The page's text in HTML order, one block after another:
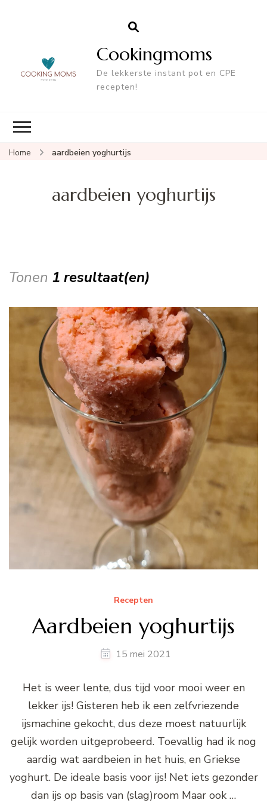
Cookingmoms
De lekkerste instant pot en CPE
recepten!
Home aardbeien yoghurtijs
aardbeien yoghurtijs
Tonen 1 resultaat(en)
Recepten
Aardbeien yoghurtijs
15 mei 2021
Het is weer lente, dus tijd voor mooi weer en
lekker ijs! Gisteren heb ik een zelfvriezende
ijsmachine gekocht, dus deze moest natuurlijk
gelijk worden uitgeprobeerd. Toevallig had ik nog
aardig wat aardbeien in het huis, en Griekse
yoghurt. De ideale basis voor ijs! Net iets gezonder
dan ijs op basis van (slag)room Maar ook …